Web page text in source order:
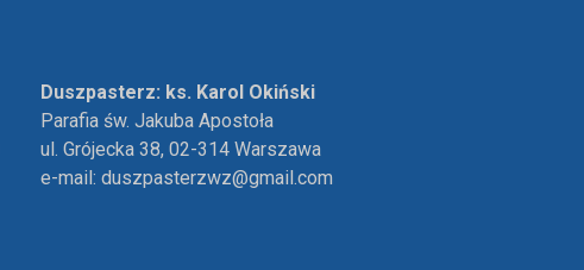
Duszpasterz: ks. Karol Okiński
Parafia św. Jakuba Apostoła
ul. Grójecka 38, 02-314 Warszawa
e-mail: duszpasterzwz@gmail.com